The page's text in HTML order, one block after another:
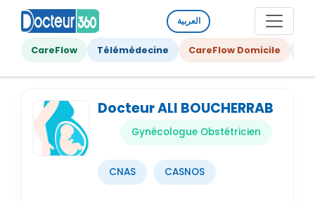
العربية
CareFlow Télémédecine CareFlow Domicile
Docteur ALI BOUCHERRAB
Gynécologue Obstétricien
CNAS CASNOS